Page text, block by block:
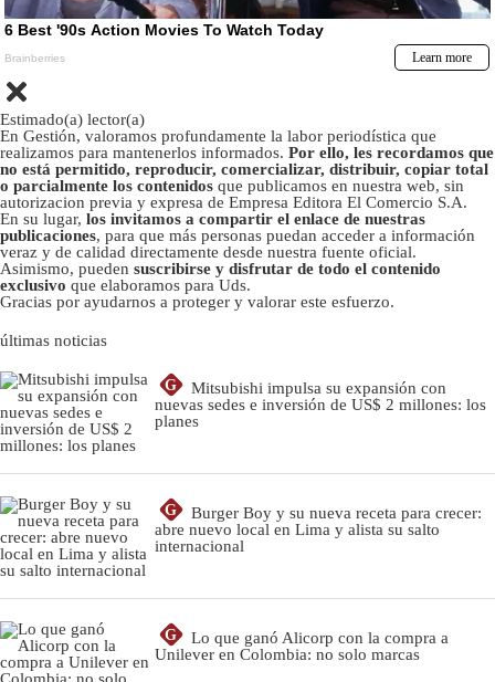
Estimado(a) lector(a)
En Gestión, valoramos profundamente la labor periodística que
realizamos para mantenerlos informados. Por ello, les recordamos que
no está permitido, reproducir, comercializar, distribuir, copiar total
o parcialmente los contenidos que publicamos en nuestra web, sin
autorizacion previa y expresa de Empresa Editora El Comercio S.A.
En su lugar, los invitamos a compartir el enlace de nuestras
publicaciones, para que más personas puedan acceder a información
veraz y de calidad directamente desde nuestra fuente oficial.
Asimismo, pueden suscribirse y disfrutar de todo el contenido
exclusivo que elaboramos para Uds.
Gracias por ayudarnos a proteger y valorar este esfuerzo.
últimas noticias
G
Mitsubishi impulsa su expansión con
nuevas sedes e inversión de US$ 2 millones: los
planes
G
Burger Boy y su nueva receta para crecer:
abre nuevo local en Lima y alista su salto
internacional
G
Lo que ganó Alicorp con la compra a
Unilever en Colombia: no solo marcas